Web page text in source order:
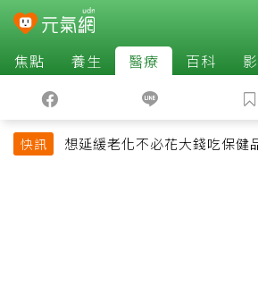
焦點 養生 醫療 百科
快訊
想延緩老化不必花大錢吃保健